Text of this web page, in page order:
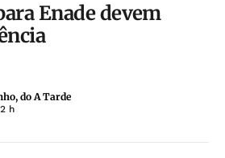
Enade devem
do A Tarde
h